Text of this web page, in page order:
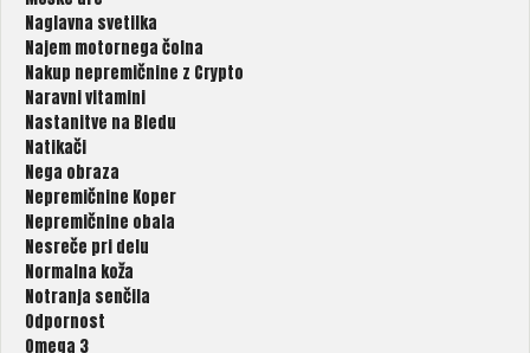
Naglavna svetilka
Najem motornega čolna
Nakup nepremičnine z Crypto
Naravni vitamini
Nastanitve na Bledu
Natikači
Nega obraza
Nepremičnine Koper
Nepremičnine obala
Nesreče pri delu
Normalna koža
Notranja senčila
Odpornost
Omega 3